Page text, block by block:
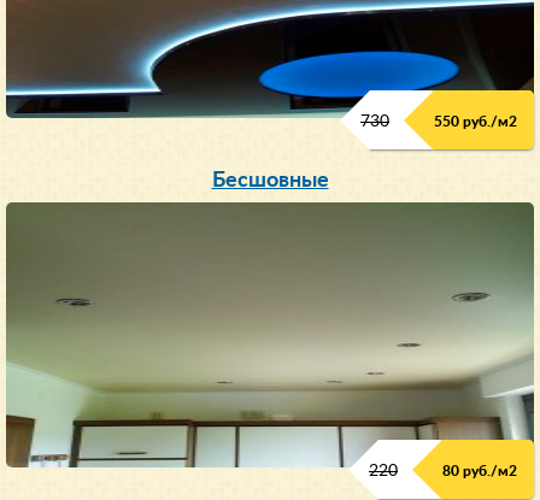
730 550 руб./м2
Бесшовные
220 80 руб./м2